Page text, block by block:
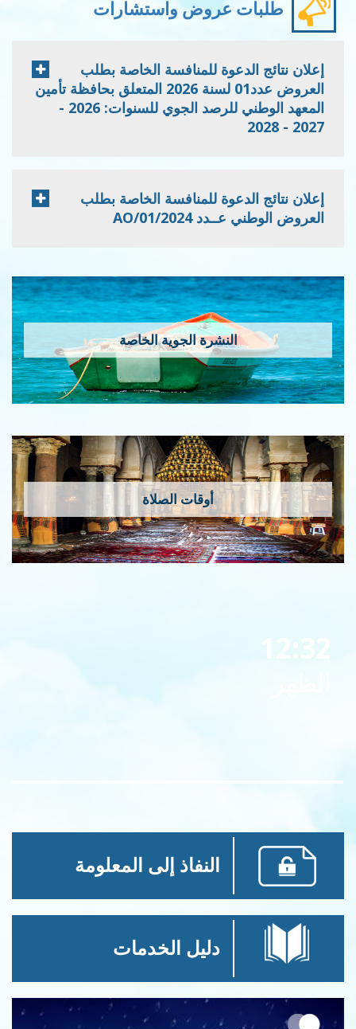
طلبات عروض واستشارات
إعلان نتائج الدعوة للمنافسة الخاصة بطلب
العروض عدد01 لسنة 2026 المتعلق بحافظة تأمين
المعهد الوطني للرصد الجوي للسنوات: 2026 -
2027 - 2028
إعلان نتائج الدعوة للمنافسة الخاصة بطلب
العروض الوطني عــدد 2024/AO/01
النشرة الجوية الخاصة
أوقات الصلاة
12:32
النفاذ إلى المعلومة
دليل الخدمات